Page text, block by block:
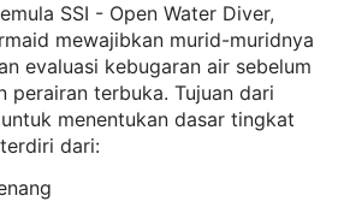
SSI - Open Water Diver,
mewajibkan murid-muridnya
evaluasi kebugaran air sebelum
perairan terbuka. Tujuan dari
menentukan dasar tingkat
dari: